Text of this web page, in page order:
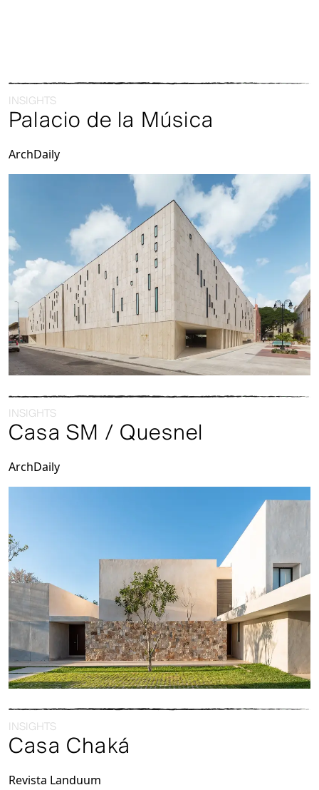
INSIGHTS
Palacio de la Música
ArchDaily
INSIGHTS
Casa SM / Quesnel
ArchDaily
INSIGHTS
Casa Chaká
Revista Landuum